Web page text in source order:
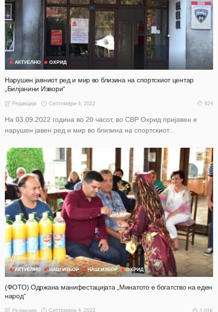
АКТУЕЛНО ОХРИД
Нарушен јавниот ред и мир во близина на спортскиот центар
„Билјанини Извори“
Редакција Септември 4, 2022 924
На 03.09.2022 година во 20 часот, во СВР Охрид пријавен е
нарушен јавен ред и мир во близина на спортскиот...
АКТУЕЛНО НАШ ИЗБОР НАШ ИЗБОР ОХРИД
(ФОТО) Одржана манифестацијата „Минатото е богатство на еден
народ“
Редакција Септември 4, 2022 1.01K